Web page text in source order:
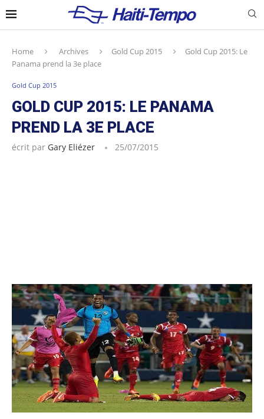
Home Archives Gold Cup 2015
Gold Cup 2015: Le
Panama prend la 3e place
Gold Cup 2015
GOLD CUP 2015: LE PANAMA
PREND LA 3E PLACE
écrit par Gary Eliézer 25/07/2015